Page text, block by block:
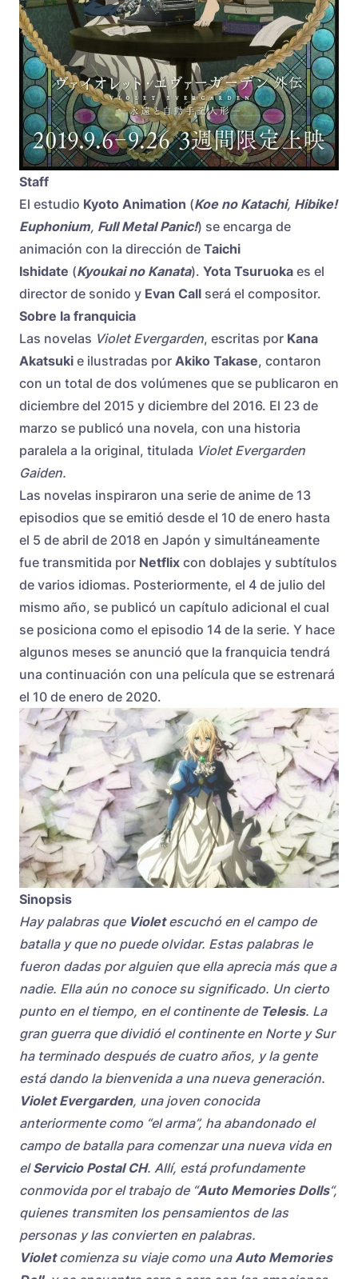
Staff
El estudio Kyoto Animation (Koe no Katachi, Hibike!
Euphonium, Full Metal Panic!) se encarga de
animación con la dirección de Taichi
Ishidate (Kyoukai no Kanata). Yota Tsuruoka es el
director de sonido y Evan Call será el compositor.
Sobre la franquicia
Las novelas Violet Evergarden, escritas por Kana
Akatsuki e ilustradas por Akiko Takase, contaron
con un total de dos volúmenes que se publicaron en
diciembre del 2015 y diciembre del 2016. El 23 de
marzo se publicó una novela, con una historia
paralela a la original, titulada Violet Evergarden
Gaiden.
Las novelas inspiraron una serie de anime de 13
episodios que se emitió desde el 10 de enero hasta
el 5 de abril de 2018 en Japón y simultáneamente
fue transmitida por Netflix con doblajes y subtítulos
de varios idiomas. Posteriormente, el 4 de julio del
mismo año, se publicó un capítulo adicional el cual
se posiciona como el episodio 14 de la serie. Y hace
algunos meses se anunció que la franquicia tendrá
una continuación con una película que se estrenará
el 10 de enero de 2020.
Sinopsis
Hay palabras que Violetescuchó en el campo de
batalla y que no puede olvidar. Estas palabras le
fueron dadas por alguien que ella aprecia más que a
nadie. Ella aún no conoce su significado. Un cierto
punto en el tiempo, en el continente de Telesis. La
gran guerra que dividió el continente en Norte y Sur
ha terminado después de cuatro años, y la gente
está dando la bienvenida a una nueva generación.
Violet Evergarden, una joven conocida
anteriormente como “el arma”, ha abandonado el
campo de batalla para comenzar una nueva vida en
elServicio Postal CH. Allí, está profundamente
conmovida por el trabajo de “Auto Memories Dolls“,
quienes transmiten los pensamientos de las
personas y las convierten en palabras.
Violetcomienza su viaje como unaAuto Memories